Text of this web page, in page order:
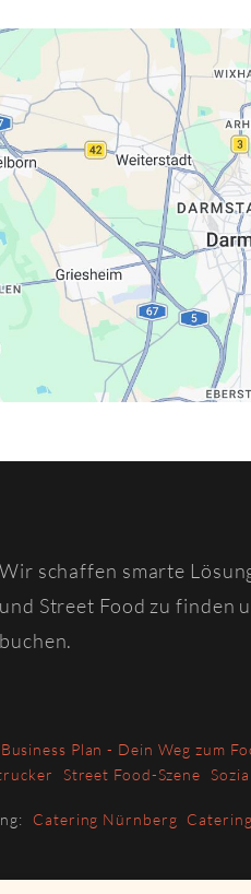
Wir schaffen smarte
und Street Food zu finden
buchen.
Business Plan - Dein Weg zum
Street Food-Szene
Catering Nürnberg